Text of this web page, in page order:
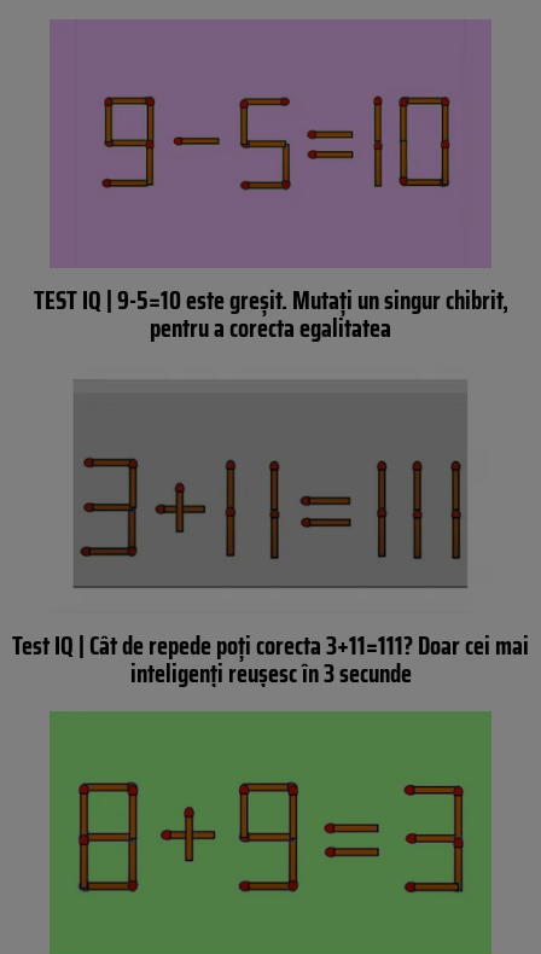
TEST IQ | 9-5=10 este greșit. Mutați un singur chibrit,
pentru a corecta egalitatea
Test IQ | Cât de repede poți corecta 3+11=111? Doar cei mai
inteligenți reușesc în 3 secunde